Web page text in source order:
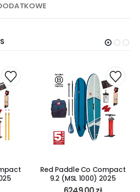
Red Paddle Co Compact
9.2 (MSL 1000) 2025